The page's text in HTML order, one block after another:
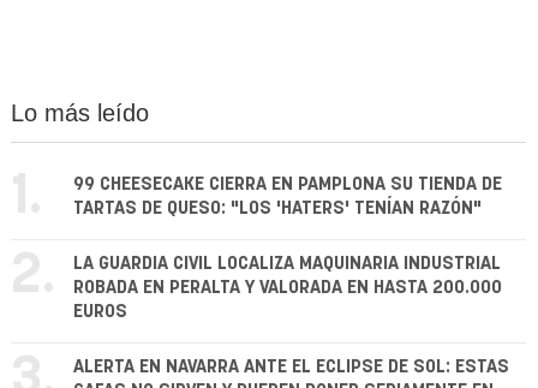
Lo más leído
1.
99 CHEESECAKE CIERRA EN PAMPLONA SU TIENDA DE
TARTAS DE QUESO: "LOS 'HATERS' TENÍAN RAZÓN"
2.
LA GUARDIA CIVIL LOCALIZA MAQUINARIA INDUSTRIAL
ROBADA EN PERALTA Y VALORADA EN HASTA 200.000
EUROS
ALERTA EN NAVARRA ANTE EL ECLIPSE DE SOL: ESTAS